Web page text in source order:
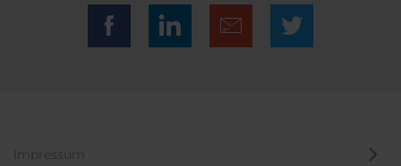
Impressum